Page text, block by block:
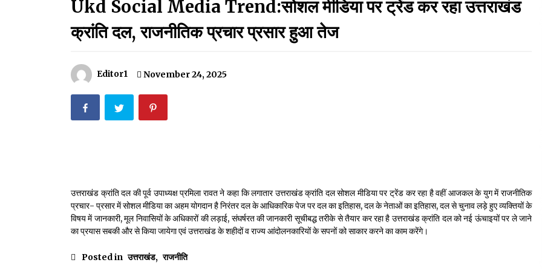
मदरसों का नाम अब्दुल कलाम के नाम पर रखने की घोषणा
December 18, 2023
September 7, 2023
May 14, 2022
Ukd Social Media Trend:सोशल मीडिया पर ट्रेंड कर रहा उत्तराखंड
क्रांति दल, राजनीतिक प्रचार प्रसार हुआ तेज
Editor1 November 24, 2025
उत्तराखंड क्रांति दल की पूर्व उपाध्यक्ष प्रमिला रावत ने कहा कि लगातार उत्तराखंड क्रांति दल सोशल मीडिया पर ट्रेंड कर रहा है वहीं आजकल के युग में राजनीतिक
प्रचार- प्रसार में सोशल मीडिया का अहम योगदान है निरंतर दल के आधिकारिक पेज पर दल का इतिहास, दल के नेताओं का इतिहास, दल से चुनाव लड़े हुए व्यक्तियों के
विषय में जानकारी, मूल निवासियों के अधिकारों की लड़ाई, संघर्षरत की जानकारी सूचीबद्ध तरीके से तैयार कर रहा है उत्तराखंड क्रांति दल को नई ऊंचाइयों पर ले जाने
का प्रयास सबकी और से किया जायेगा एवं उत्तराखंड के शहीदों व राज्य आंदोलनकारियों के सपनों को साकार करने का काम करेंगे।
Posted in उत्तराखंड, राजनीति